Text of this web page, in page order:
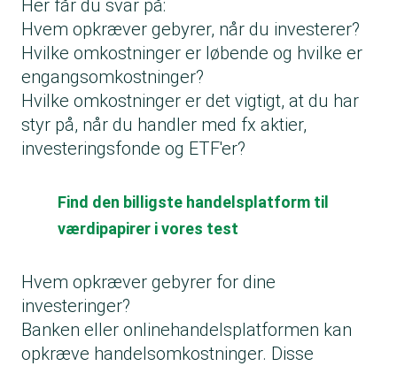
Her får du svar på:
Hvem opkræver gebyrer, når du investerer?
Hvilke omkostninger er løbende og hvilke er
engangsomkostninger?
Hvilke omkostninger er det vigtigt, at du har
styr på, når du handler med fx aktier,
investeringsfonde og ETF'er?
Find den billigste handelsplatform til
værdipapirer i vores test
Hvem opkræver gebyrer for dine
investeringer?
Banken eller onlinehandelsplatformen kan
opkræve handelsomkostninger. Disse